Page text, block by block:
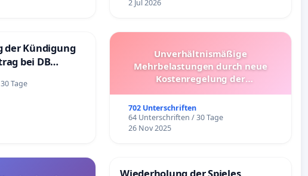
2 Jul 2026
der Kündigung
bei DB
Tage
Unverhältnismäßige
Mehrbelastungen durch neue
Kostenregelung der
Überprüfung und Alternativen
702 Unterschriften
64 Unterschriften / 30 Tage
26 Nov 2025